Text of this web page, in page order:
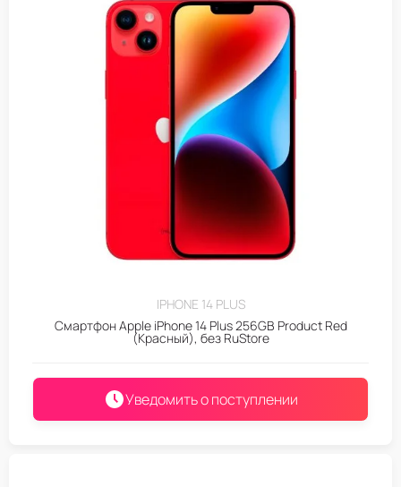
IPHONE 14 PLUS
Смартфон Apple iPhone 14 Plus 256GB Product Red
(Красный), без RuStore
Уведомить о поступлении